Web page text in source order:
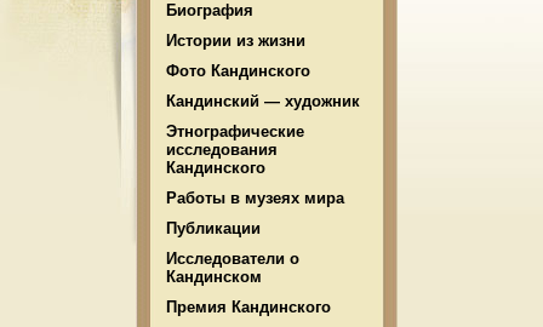
Биография
Истории из жизни
Фото Кандинского
Кандинский — художник
Этнографические
исследования
Кандинского
Работы в музеях мира
Публикации
Исследователи о
Кандинском
Премия Кандинского